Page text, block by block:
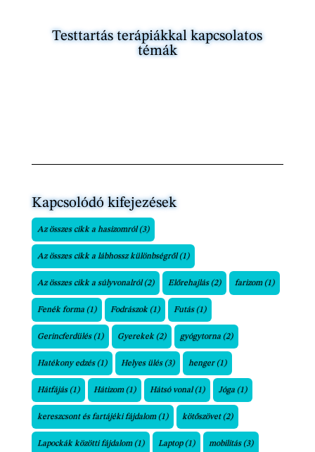
Testtartás terápiákkal kapcsolatos
témák
Kapcsolódó kifejezések
Az összes cikk a hasizomról(3)
Az összes cikk a lábhossz különbségről(1)
Az összes cikk a súlyvonalról(2) Előrehajlás(2) farizom(1)
Fenék forma(1) Fodrászok(1) Futás(1)
Gerincferdülés(1) Gyerekek(2) gyógytorna(2)
Hatékony edzés(1) Helyes ülés(3) henger(1)
Hátfájás(1) Hátizom(1) Hátsó vonal(1) Jóga(1)
kereszcsont és fartájéki fájdalom(1) kötőszövet(2)
Lapockák közötti fájdalom(1) Laptop(1) mobilitás(3)